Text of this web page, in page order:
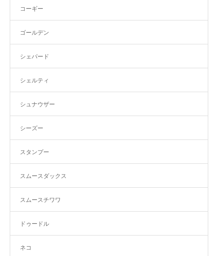
コーギー
ゴールデン
シェパード
シェルティ
シュナウザー
シーズー
スタンプー
スムースダックス
スムースチワワ
ドゥードル
ネコ